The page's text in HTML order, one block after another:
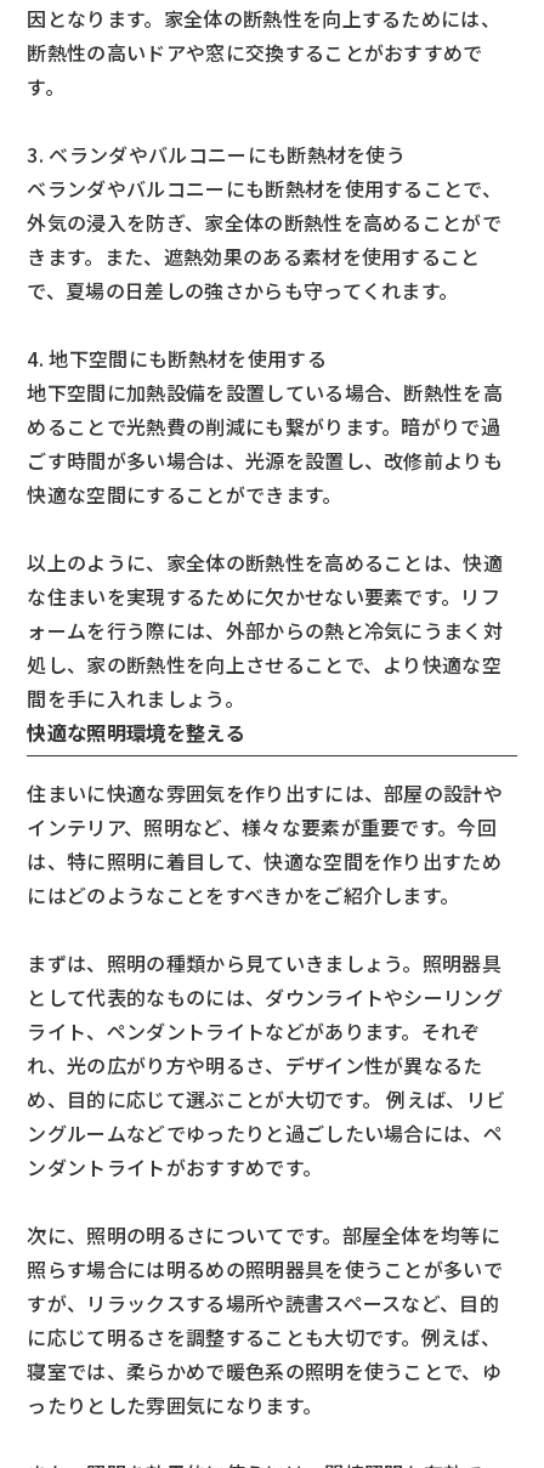
因となります。家全体の断熱性を向上するためには、
断熱性の高いドアや窓に交換することがおすすめで
す。
3. ベランダやバルコニーにも断熱材を使う
ベランダやバルコニーにも断熱材を使用することで、
外気の浸入を防ぎ、家全体の断熱性を高めることがで
きます。また、遮熱効果のある素材を使用すること
で、夏場の日差しの強さからも守ってくれます。
4. 地下空間にも断熱材を使用する
地下空間に加熱設備を設置している場合、断熱性を高
めることで光熱費の削減にも繋がります。暗がりで過
ごす時間が多い場合は、光源を設置し、改修前よりも
快適な空間にすることができます。
以上のように、家全体の断熱性を高めることは、快適
な住まいを実現するために欠かせない要素です。リフ
ォームを行う際には、外部からの熱と冷気にうまく対
処し、家の断熱性を向上させることで、より快適な空
間を手に入れましょう。
快適な照明環境を整える
住まいに快適な雰囲気を作り出すには、部屋の設計や
インテリア、照明など、様々な要素が重要です。今回
は、特に照明に着目して、快適な空間を作り出すため
にはどのようなことをすべきかをご紹介します。
まずは、照明の種類から見ていきましょう。照明器具
として代表的なものには、ダウンライトやシーリング
ライト、ペンダントライトなどがあります。それぞ
れ、光の広がり方や明るさ、デザイン性が異なるた
め、目的に応じて選ぶことが大切です。 例えば、リビ
ングルームなどでゆったりと過ごしたい場合には、ペ
ンダントライトがおすすめです。
次に、照明の明るさについてです。部屋全体を均等に
照らす場合には明るめの照明器具を使うことが多いで
すが、リラックスする場所や読書スペースなど、目的
に応じて明るさを調整することも大切です。例えば、
寝室では、柔らかめで暖色系の照明を使うことで、ゆ
ったりとした雰囲気になります。